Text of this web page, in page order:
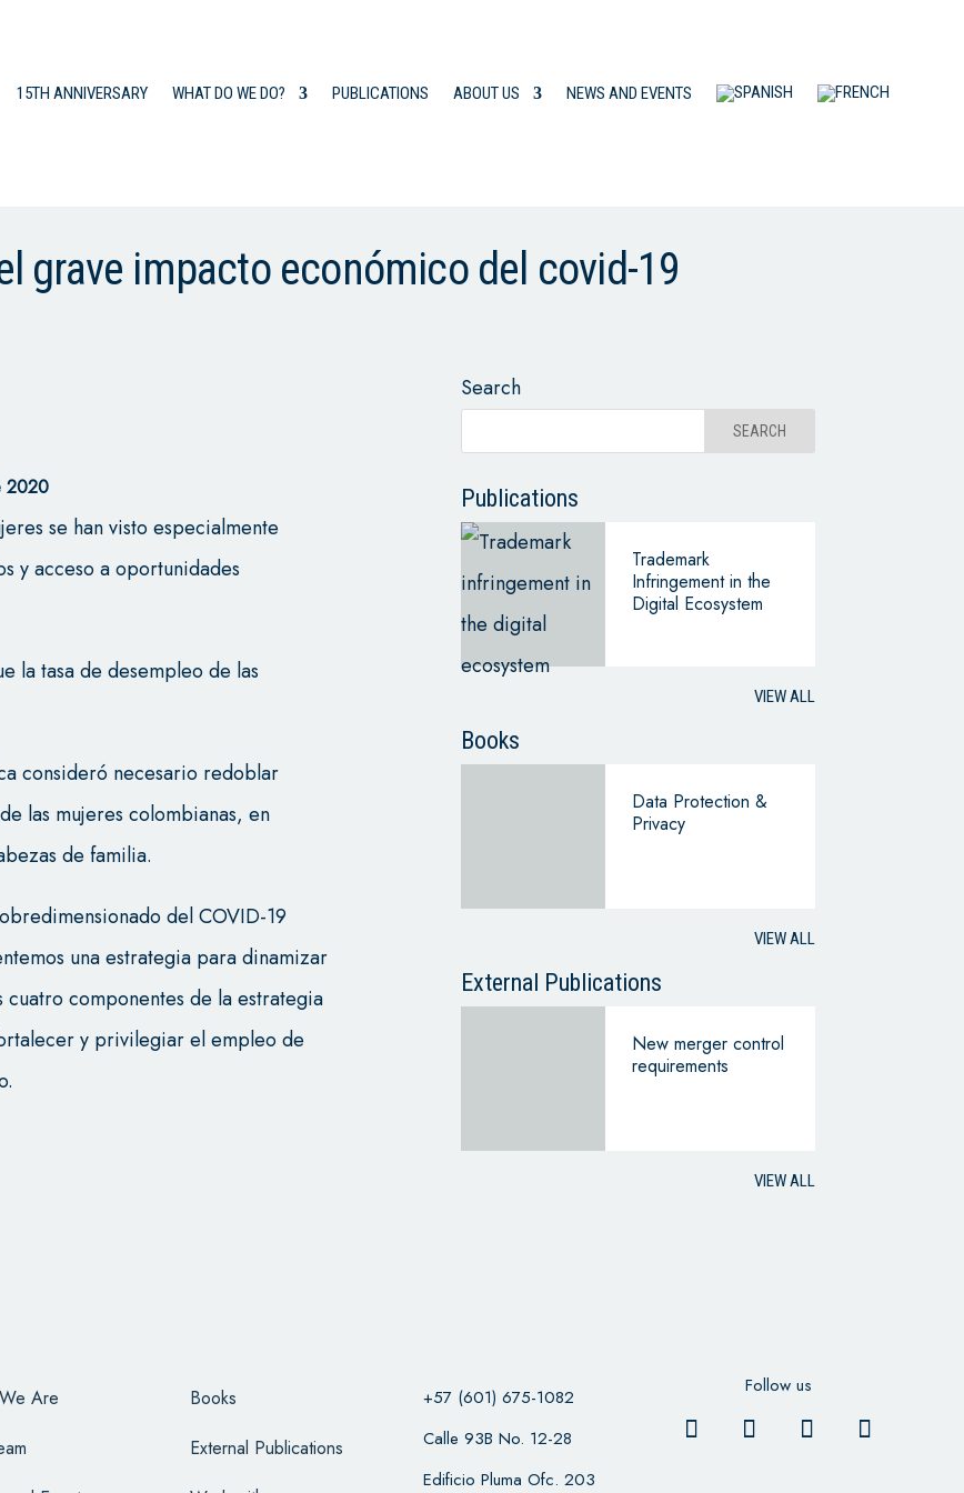
15TH ANNIVERSARY WHAT DO WE DO? PUBLICATIONS ABOUT US NEWS AND EVENTS
grave impacto económico del covid-19
2020
se han visto especialmente
y acceso a oportunidades
la tasa de desempleo de las
consideró necesario redoblar
las mujeres colombianas, en
de familia.
del COVID-19
una estrategia para dinamizar
componentes de la estrategia
y privilegiar el empleo de
Search
Publications
Trademark
Infringement in the
Digital Ecosystem
VIEW ALL
Books
Data Protection &
Privacy
VIEW ALL
External Publications
New merger control
requirements
VIEW ALL
Are
Books
External Publications
+57 (601) 675-1082
Calle 93B No. 12-28
Edificio Pluma Ofc. 203
Follow us